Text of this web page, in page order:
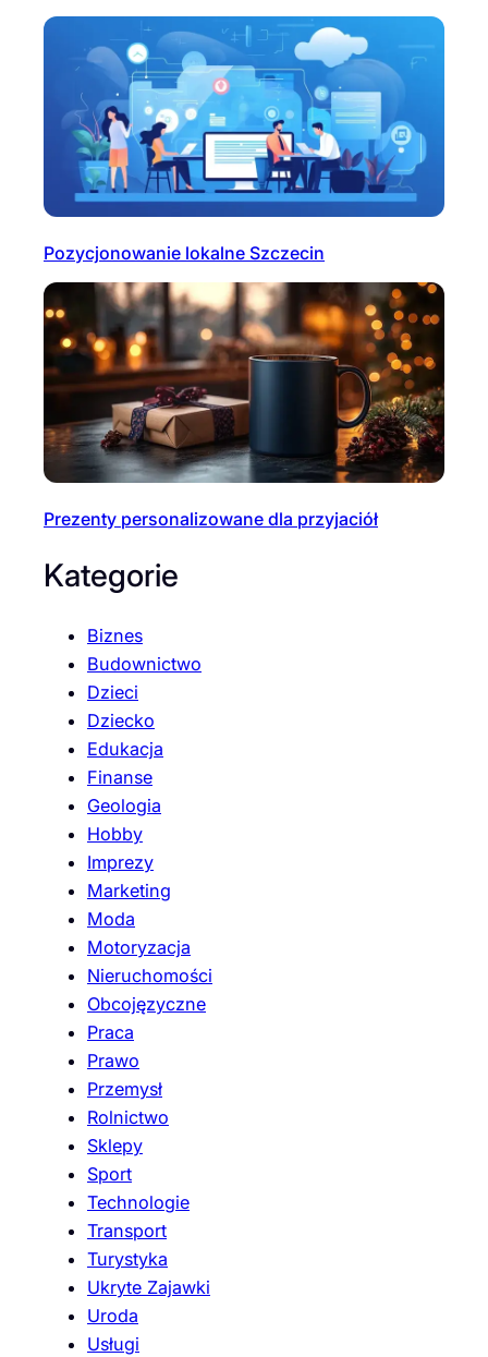
Pozycjonowanie lokalne Szczecin
Prezenty personalizowane dla przyjaciół
Kategorie
Biznes
Budownictwo
Dzieci
Dziecko
Edukacja
Finanse
Geologia
Hobby
Imprezy
Marketing
Moda
Motoryzacja
Nieruchomości
Obcojęzyczne
Praca
Prawo
Przemysł
Rolnictwo
Sklepy
Sport
Technologie
Transport
Turystyka
Ukryte Zajawki
Uroda
Usługi